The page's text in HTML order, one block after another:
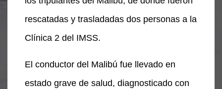
rescatadas y trasladadas dos personas a la
Clínica 2 del IMSS.
El conductor del Malibú fue llevado en
estado grave de salud, diagnosticado con